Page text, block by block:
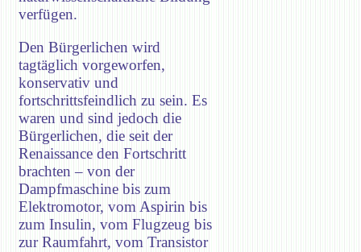
verfügen.
Den Bürgerlichen wird
tagtäglich vorgeworfen,
konservativ und
fortschrittsfeindlich zu sein. Es
waren und sind jedoch die
Bürgerlichen, die seit der
Renaissance den Fortschritt
brachten – von der
Dampfmaschine bis zum
Elektromotor, vom Aspirin bis
zum Insulin, vom Flugzeug bis
zur Raumfahrt, vom Transistor